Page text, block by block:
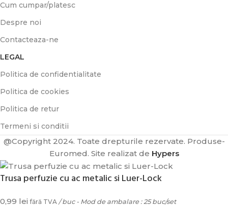
Cum cumpar/platesc
Despre noi
Contacteaza-ne
LEGAL
Politica de confidentialitate
Politica de cookies
Politica de retur
Termeni si conditii
@Copyright 2024. Toate drepturile rezervate. Produse-
Euromed. Site realizat de Hypers
Trusa perfuzie cu ac metalic si Luer-Lock
0,99 lei fără TVA / buc - Mod de ambalare : 25 buc/set